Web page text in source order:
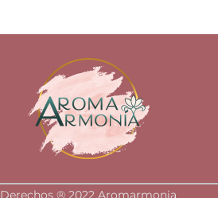
Derechos ®️ 2022 Aromarmonia